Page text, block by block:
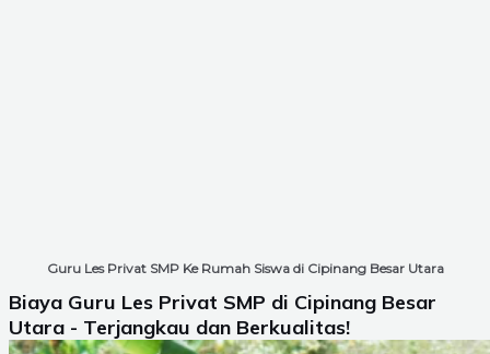
Guru Les Privat SMP Ke Rumah Siswa di Cipinang Besar Utara
Biaya Guru Les Privat SMP di Cipinang Besar
Utara - Terjangkau dan Berkualitas!